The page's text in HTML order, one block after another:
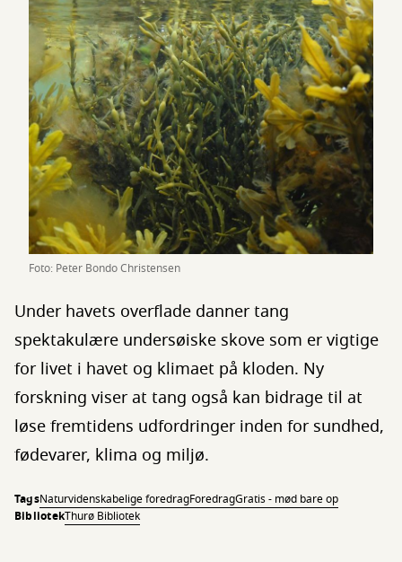
Foto: Peter Bondo Christensen
Under havets overflade danner tang
spektakulære undersøiske skove som er vigtige
for livet i havet og klimaet på kloden. Ny
forskning viser at tang også kan bidrage til at
løse fremtidens udfordringer inden for sundhed,
fødevarer, klima og miljø.
TagsNaturvidenskabelige foredragForedragGratis - mød bare op
BibliotekThurø Bibliotek